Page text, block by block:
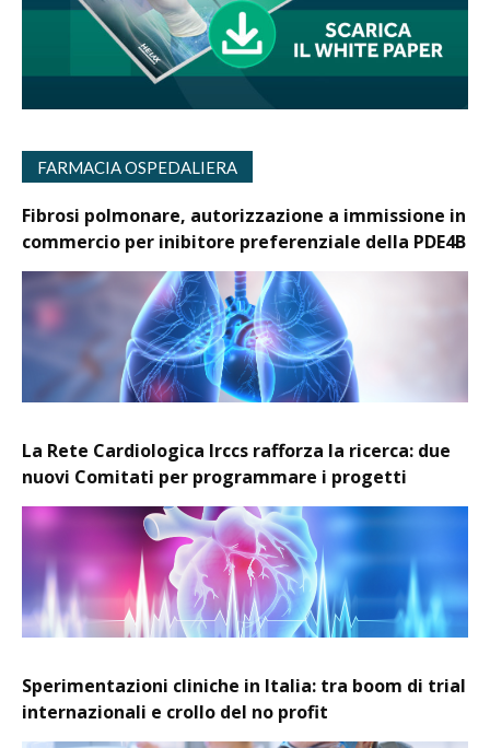
FARMACIA OSPEDALIERA
Fibrosi polmonare, autorizzazione a immissione in
commercio per inibitore preferenziale della PDE4B
La Rete Cardiologica Irccs rafforza la ricerca: due
nuovi Comitati per programmare i progetti
Sperimentazioni cliniche in Italia: tra boom di trial
internazionali e crollo del no profit